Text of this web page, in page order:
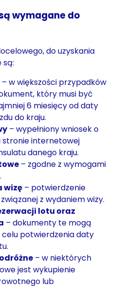
wymagane do
do uzyskania
są:
– w większości przypadków
który musi być
6 miesięcy od daty
do kraju.
– wypełniony wniosek o
stronie internetowej
danego kraju.
– zgodne z wymogami
wizę – potwierdzenie
z wydaniem wizy.
lotu oraz
– dokumenty te mogą
potwierdzenia daty
– w niektórych
jest wykupienie
lub